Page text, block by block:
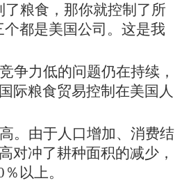
了粮食，那你就控制了所
都是美国公司。这是我
争力低的问题仍在持续，
际粮食贸易控制在美国人
。由于人口增加、消费结
对冲了耕种面积的减少，
以上。